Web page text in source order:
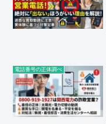
電話番号の正体調べ